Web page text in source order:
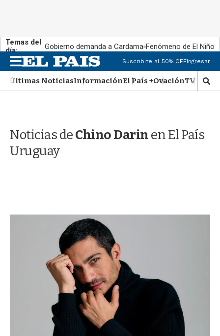
Temas del
día:
Gobierno demanda a Cardama Fenómeno de El Niño
M
e
n
u
Suscribite al 50% OFFIngresar
Últimas NoticiasInformaciónEl País +OvaciónTV Show
M
o
d
Noticias deChino Darinen El País
Uruguay